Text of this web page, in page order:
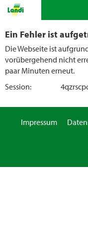
Ein Fehler ist
Die Webseite ist
vorübergehend nicht
paar Minuten erneut.
Session:
Impressum